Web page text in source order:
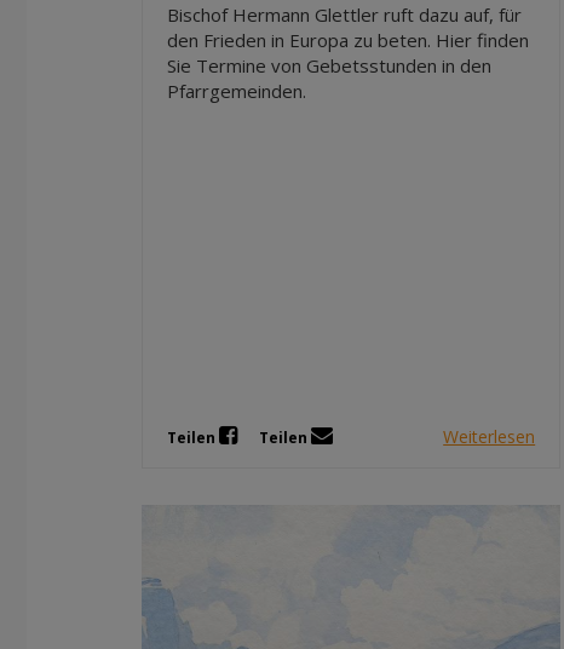
Bischof Hermann Glettler ruft dazu auf, für
den Frieden in Europa zu beten. Hier finden
Sie Termine von Gebetsstunden in den
Pfarrgemeinden.
Teilen Teilen Weiterlesen